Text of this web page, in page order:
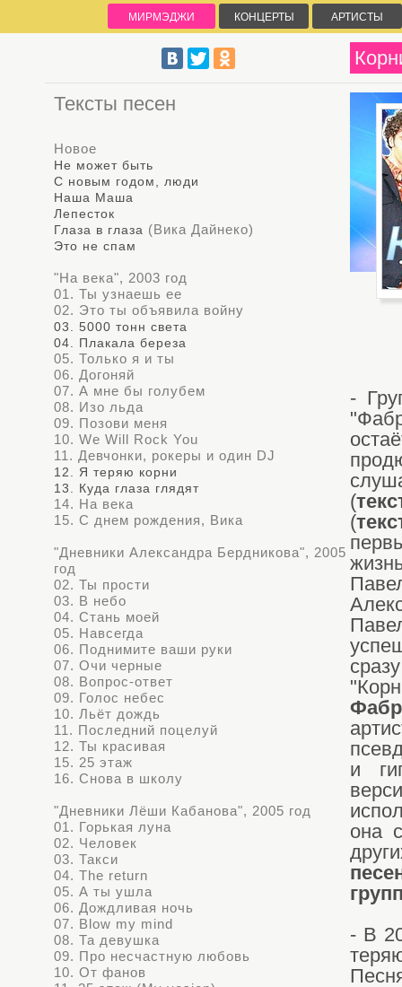
-
(
(
и
она
- В
Тексты песен
Новое
Не может быть
С новым годом, люди
Наша Маша
Лепесток
Глаза в глаза (Вика Дайнеко)
Это не спам
"На века", 2003 год
01. Ты узнаешь ее
02. Это ты объявила войну
03. 5000 тонн света
04. Плакала береза
05. Только я и ты
06. Догоняй
07. А мне бы голубем
08. Изо льда
09. Позови меня
10. We Will Rock You
11. Девчонки, рокеры и один DJ
12. Я теряю корни
13. Куда глаза глядят
14. На века
15. С днем рождения, Вика
"Дневники Александра Бердникова", 2005
год
02. Ты прости
03. В небо
04. Стань моей
05. Навсегда
06. Поднимите ваши руки
07. Очи черные
08. Вопрос-ответ
09. Голос небес
10. Льёт дождь
11. Последний поцелуй
12. Ты красивая
15. 25 этаж
16. Снова в школу
"Дневники Лёши Кабанова", 2005 год
01. Горькая луна
02. Человек
03. Такси
04. The return
05. А ты ушла
06. Дождливая ночь
07. Blow my mind
08. Та девушка
09. Про несчастную любовь
10. От фанов
МИРМЭДЖИ КОНЦЕРТЫ АРТИСТЫ